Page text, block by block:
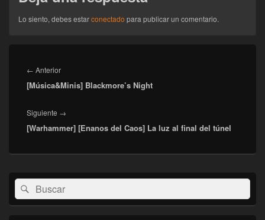
Lo siento, debes estarconectado para publicar un comentario.
de
entradas
← AnteriorEntrada
anterior:
[Música&Minis] Blackmore’s Night
Siguiente →
siguiente:
[Warhammer] [Enanos del Caos] La luz al final del túnel
El
área
de
widget
Buscar
por:
Buscar